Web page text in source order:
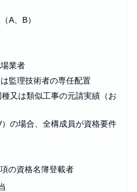
A、B）
業者
監理技術者の専任配置
又は類似工事の元請実績（お
の場合、全構成員が資格要件
の資格名簿登載者